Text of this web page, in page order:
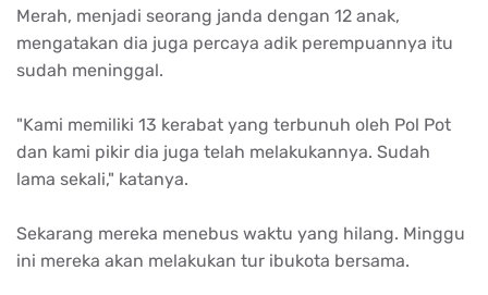
Merah, menjadi seorang janda dengan 12 anak,
mengatakan dia juga percaya adik perempuannya itu
sudah meninggal.
"Kami memiliki 13 kerabat yang terbunuh oleh Pol Pot
dan kami pikir dia juga telah melakukannya. Sudah
lama sekali," katanya.
Sekarang mereka menebus waktu yang hilang. Minggu
ini mereka akan melakukan tur ibukota bersama.